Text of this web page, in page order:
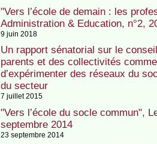
"Vers l’école de demain : les
Administration & Education, n°2,
9 juin 2018
Un rapport sénatorial sur le
parents et des collectivités
d’expérimenter des réseaux du
du secteur
7 juillet 2015
"Vers l’école du socle commun",
septembre 2014
23 septembre 2014